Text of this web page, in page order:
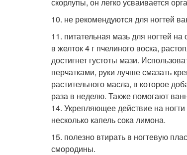
10. не рекомендуются для ногтей
11. питательная мазь для ногтей
в желток 4 г пчелиного воска,
достигнет густоты мази.
перчатками, руки лучше смазать
растительного масла, в которое
раза в неделю. Также помогают
14. Укрепляющее действие на
несколько капель сока лимона.
15. полезно втирать в ногтевую
смородины.